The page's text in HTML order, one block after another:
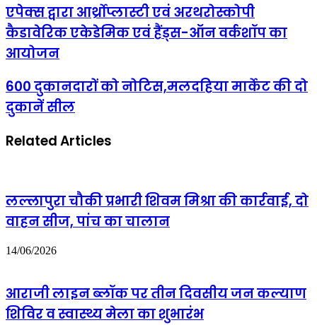
एपेक्स
द्वारा
आर्थ्रोप्लास्टी
एवं
अरथरोस्कोपी
एकेडेमिक
एवं
हैंड्स-
वर्कशॉप
का
एपेक्स द्वारा आर्थ्रोप्लास्टी एवं अरथरोस्कोपी
कैडावेरिक एकेडेमिक एवं हैंड्स-ऑन वर्कशॉप का
आयोजन
600
दुकानदारों
को
नोटिस,मलदहिया
मार्केट
की
600 दुकानदारों को नोटिस,मलदहिया मार्केट की दो
दुकानें सील
Related Articles
लल्लापुरा चौकी प्रभारी शिवम मिश्रा की कार्रवाई, दो
वाहन सीज, पांच का चालान
14/06/2026
आराजी लाइन ब्लॉक पर तीन दिवसीय जन कल्याण
शिविर व स्वास्थ्य मेला का शुभारंभ